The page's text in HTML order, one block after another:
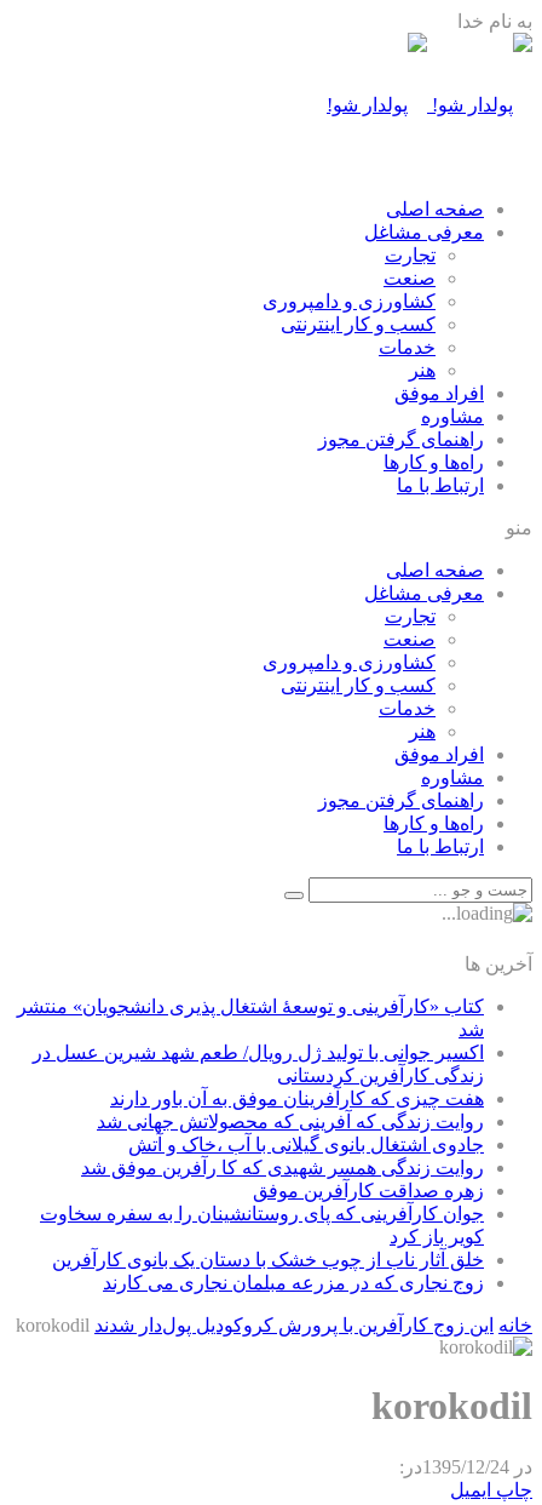
به نام خدا
صفحه اصلی
معرفی مشاغل
تجارت
صنعت
كشاورزی و دامپروری
كسب و كار اينترنتی
خدمات
هنر
افراد موفق
مشاوره
راهنمای گرفتن مجوز
راه‌ها و كارها
ارتباط با ما
منو
صفحه اصلی
معرفی مشاغل
تجارت
صنعت
كشاورزی و دامپروری
كسب و كار اينترنتی
خدمات
هنر
افراد موفق
مشاوره
راهنمای گرفتن مجوز
راه‌ها و كارها
ارتباط با ما
آخرین ها
کتاب «کارآفرینی و توسعۀ اشتغال پذیری دانشجویان» منتشر
شد
اکسیر جوانی با تولید ژل رویال/ طعم شهد شیرین عسل‌ در
زندگی کارآفرین کردستانی
هفت چیزی که کارآفرینان موفق به آن باور دارند
روایت زندگی که آفرینی که محصولاتش جهانی شد
جادوی اشتغال بانوی گیلانی با آب ،خاک و آتش
روایت زندگی همسر شهیدی که کا رآفرین موفق شد
زهره صداقت کارآفرین موفق
جوان کارآفرینی که پای روستانشینان را به سفره سخاوت
کویر باز کرد
خلق آثار ناب از چوب خشک با دستان یک بانوی کارآفرین
زوج نجاری که در مزرعه مبلمان نجاری می کارند
خانه این زوج کارآفرین با پرورش کروکودیل پول‌دار شدند korokodil
korokodil
در 1395/12/24در:
چاپ ایمیل